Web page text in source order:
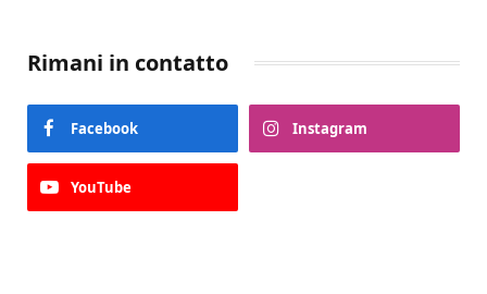
Rimani in contatto
Facebook Instagram
YouTube